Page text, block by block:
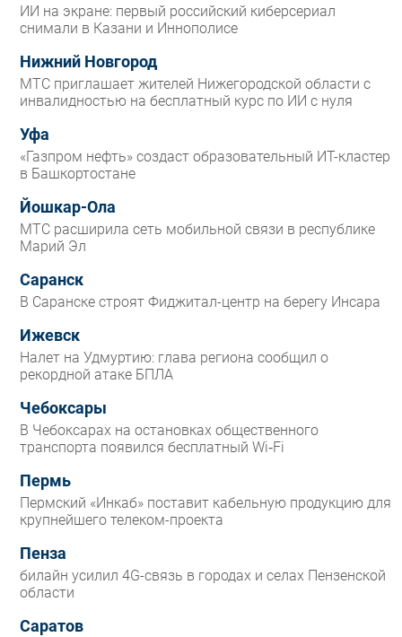
ИИ на экране: первый российский киберсериал
снимали в Казани и Иннополисе
Нижний Новгород
МТС приглашает жителей Нижегородской области с
инвалидностью на бесплатный курс по ИИ с нуля
Уфа
«Газпром нефть» создаст образовательный ИТ-кластер
в Башкортостане
Йошкар-Ола
МТС расширила сеть мобильной связи в республике
Марий Эл
Саранск
В Саранске строят Фиджитал-центр на берегу Инсара
Ижевск
Налет на Удмуртию: глава региона сообщил о
рекордной атаке БПЛА
Чебоксары
В Чебоксарах на остановках общественного
транспорта появился бесплатный Wi‑Fi
Пермь
Пермский «Инкаб» поставит кабельную продукцию для
крупнейшего телеком-проекта
Пенза
билайн усилил 4G-связь в городах и селах Пензенской
области
Саратов